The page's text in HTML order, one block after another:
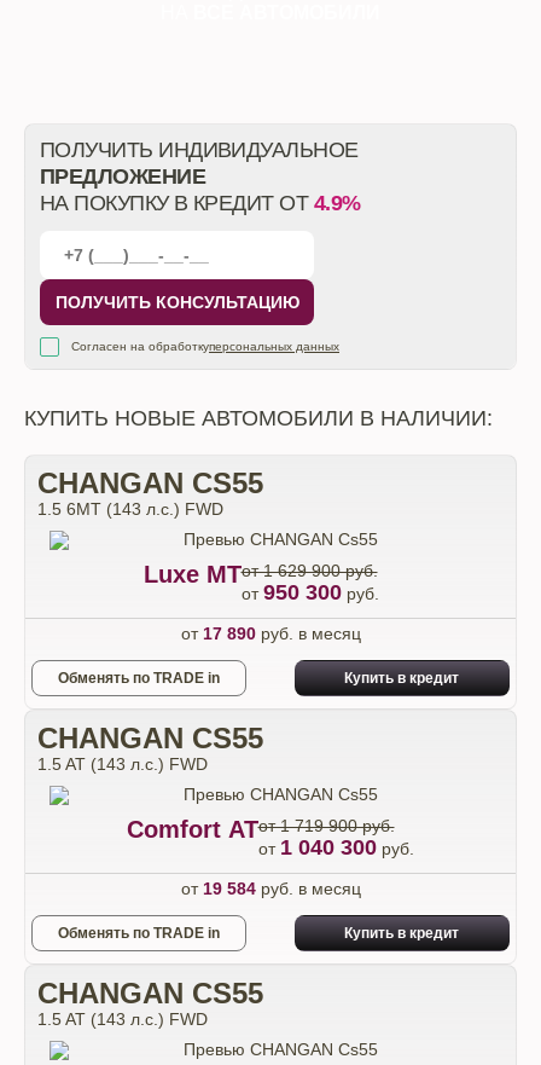
ПОЛУЧИТЬ ИНДИВИДУАЛЬНОЕ
ПРЕДЛОЖЕНИЕ
НА ПОКУПКУ В КРЕДИТ ОТ 4.9%
ПОЛУЧИТЬ КОНСУЛЬТАЦИЮ
Согласен на обработкуперсональных данных
КУПИТЬ НОВЫЕ АВТОМОБИЛИ В НАЛИЧИИ:
CHANGAN CS55
1.5 6МТ (143 л.с.) FWD
Luxe МТот 1 629 900 руб.
от950 300руб.
от 17 890руб. в месяц
Обменять по TRADE in Купить в кредит
CHANGAN CS55
1.5 AT (143 л.с.) FWD
Comfort АТот 1 719 900 руб.
от 1 040 300руб.
от 19 584руб. в месяц
Обменять по TRADE in Купить в кредит
CHANGAN CS55
1.5 AT (143 л.с.) FWD